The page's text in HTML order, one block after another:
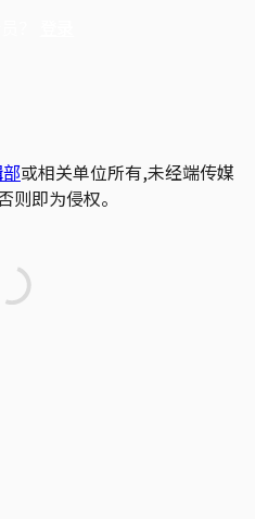
或相关单位所有,未经端传媒
即为侵权。